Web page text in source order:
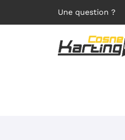
Une question ?
58201 Cosne-Cours-sur-Loire
03 86 28 09 58